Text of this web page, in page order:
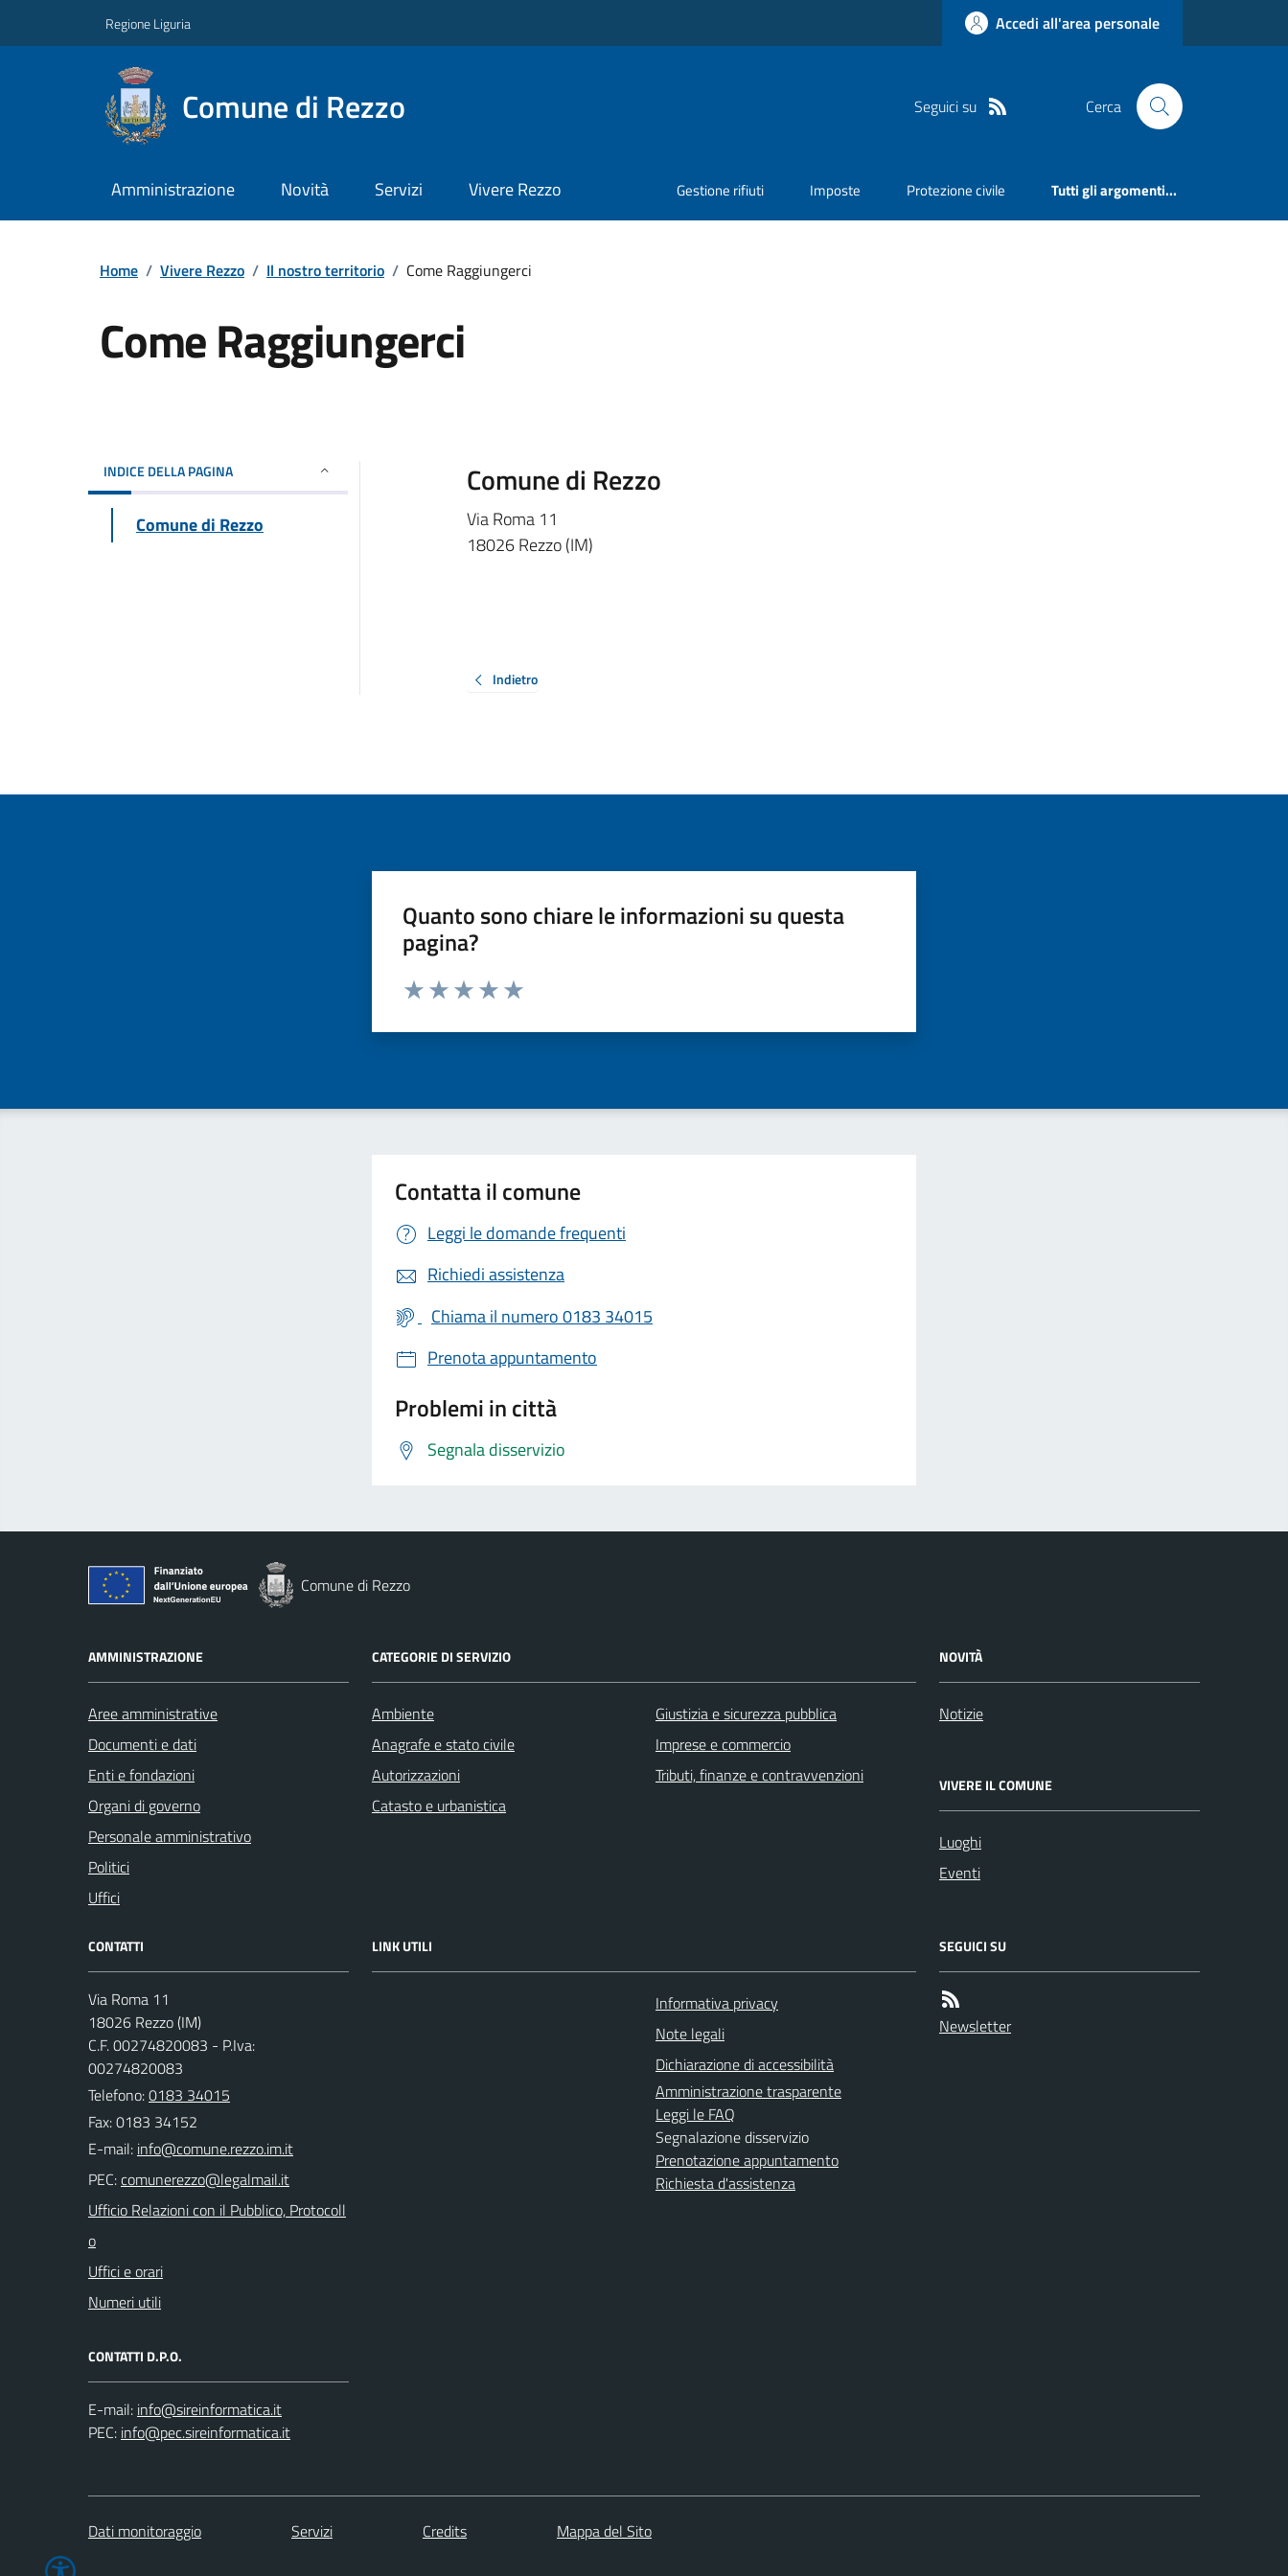
Regione Liguria Accedi all'area personale
Comune di Rezzo Seguici su Cerca
Amministrazione Novità Servizi Vivere Rezzo Gestione rifiuti Imposte Protezione civile Tutti gli argomenti...
Home / Vivere Rezzo / Il nostro territorio / Come Raggiungerci
Come Raggiungerci
INDICE DELLA PAGINA
Comune di Rezzo
Comune di Rezzo
Via Roma 11
18026 Rezzo (IM)
Indietro
Quanto sono chiare le informazioni su questa
pagina?
Valuta da 1 a 5 stelle la pagina
Contatta il comune
Leggi le domande frequenti
Richiedi assistenza
Chiama il numero 0183 34015
Prenota appuntamento
Problemi in città
Segnala disservizio
Comune di Rezzo
AMMINISTRAZIONE
Aree amministrative
Documenti e dati
Enti e fondazioni
Organi di governo
Personale amministrativo
Politici
Uffici
CATEGORIE DI SERVIZIO
Ambiente
Anagrafe e stato civile
Autorizzazioni
Catasto e urbanistica
Giustizia e sicurezza pubblica
Imprese e commercio
Tributi, finanze e contravvenzioni
NOVITÀ
Notizie
VIVERE IL COMUNE
Luoghi
Eventi
CONTATTI
Via Roma 11
18026 Rezzo (IM)
C.F. 00274820083 - P.Iva:
00274820083
Telefono:0183 34015
Fax: 0183 34152
E-mail:
PEC:
Ufficio Relazioni con il Pubblico, Protocoll
o
Uffici e orari
Numeri utili
CONTATTI D.P.O.
E-mail:
PEC:
LINK UTILI
Informativa privacy
Note legali
Dichiarazione di accessibilità
Amministrazione trasparente
Leggi le FAQ
Segnalazione disservizio
Prenotazione appuntamento
Richiesta d'assistenza
SEGUICI SU
Newsletter
Dati monitoraggio Servizi Credits Mappa del Sito